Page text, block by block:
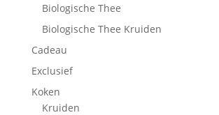
Biologische Thee
Biologische Thee Kruiden
Cadeau
Exclusief
Koken
Kruiden